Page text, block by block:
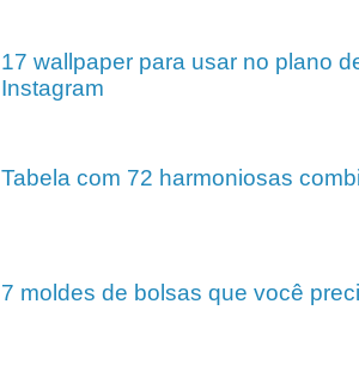
17 wallpaper para usar no plano
Instagram
Tabela com 72 harmoniosas
7 moldes de bolsas que você